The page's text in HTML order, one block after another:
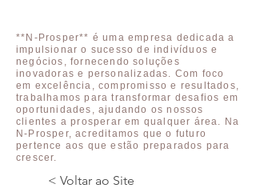
**N-Prosper** é uma empresa dedicada a
impulsionar o sucesso de indivíduos e
negócios, fornecendo soluções
inovadoras e personalizadas. Com foco
em excelência, compromisso e resultados,
trabalhamos para transformar desafios em
oportunidades, ajudando os nossos
clientes a prosperar em qualquer área. Na
N-Prosper, acreditamos que o futuro
pertence aos que estão preparados para
crescer.
< Voltar ao Site